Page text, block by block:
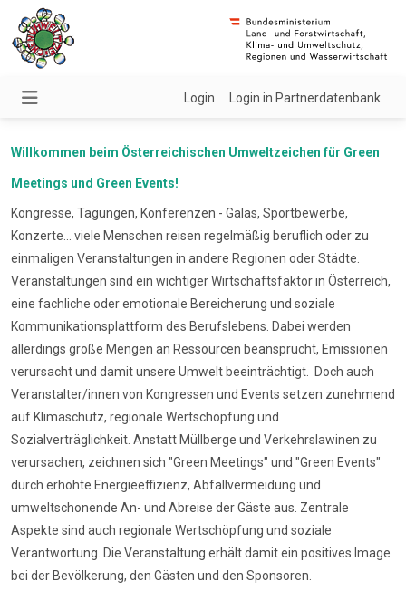
Login Login in Partnerdatenbank
Willkommen beim Österreichischen Umweltzeichen für Green
Meetings und Green Events!
Kongresse, Tagungen, Konferenzen - Galas, Sportbewerbe,
Konzerte... viele Menschen reisen regelmäßig beruflich oder zu
einmaligen Veranstaltungen in andere Regionen oder Städte.
Veranstaltungen sind ein wichtiger Wirtschaftsfaktor in Österreich,
eine fachliche oder emotionale Bereicherung und soziale
Kommunikationsplattform des Berufslebens. Dabei werden
allerdings große Mengen an Ressourcen beansprucht, Emissionen
verursacht und damit unsere Umwelt beeinträchtigt. Doch auch
Veranstalter/innen von Kongressen und Events setzen zunehmend
auf Klimaschutz, regionale Wertschöpfung und
Sozialverträglichkeit. Anstatt Müllberge und Verkehrslawinen zu
verursachen, zeichnen sich "Green Meetings" und "Green Events"
durch erhöhte Energieeffizienz, Abfallvermeidung und
umweltschonende An- und Abreise der Gäste aus. Zentrale
Aspekte sind auch regionale Wertschöpfung und soziale
Verantwortung. Die Veranstaltung erhält damit ein positives Image
bei der Bevölkerung, den Gästen und den Sponsoren.